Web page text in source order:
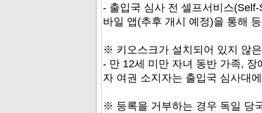
- 출입국 심사 전 셀프서비스
바일 앱(추후 개시 예정)을 통해
※ 키오스크가 설치되어 있지 않
- 만 12세 미만 자녀 동반 가족,
자 여권 소지자는 출입국 심사대
※ 등록을 거부하는 경우 독일 당